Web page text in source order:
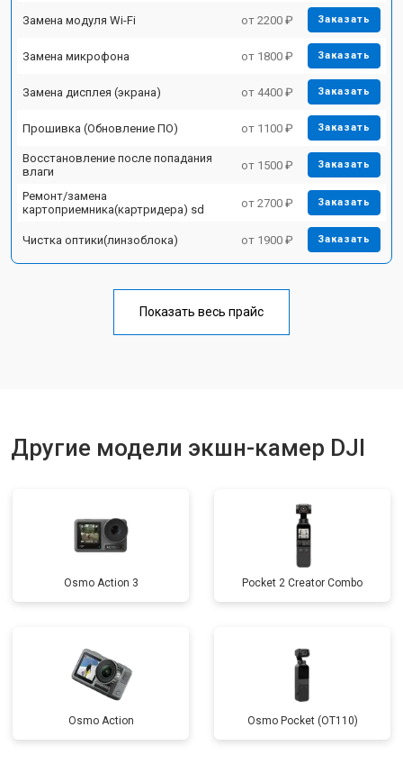
Замена модуля Wi-Fi от 2200 ₽ Заказать
Замена микрофона от 1800 ₽ Заказать
Замена дисплея (экрана) от 4400 ₽ Заказать
Прошивка (Обновление ПО) от 1100 ₽ Заказать
Восстановление после попадания
влаги
от 1500 ₽ Заказать
Ремонт/замена
картоприемника(картридера) sd
от 2700 ₽ Заказать
Чистка оптики(линзоблока) от 1900 ₽ Заказать
Показать весь прайс
Другие модели экшн-камер DJI
Osmo Action 3 Pocket 2 Creator Combo
Osmo Action Osmo Pocket (OT110)